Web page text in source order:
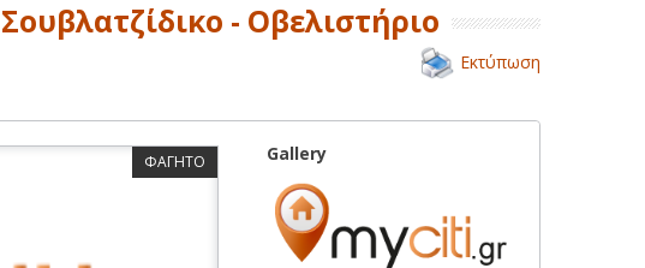
- Οβελιστήριο
Εκτύπωση
ΦΑΓΗΤΟ Gallery